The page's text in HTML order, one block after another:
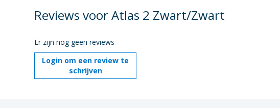
Reviews voor Atlas 2 Zwart/Zwart
Er zijn nog geen reviews
Login om een review te
schrijven